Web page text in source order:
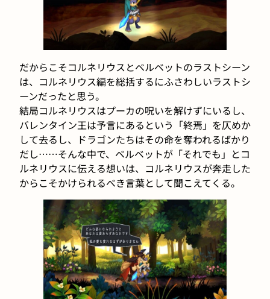
だからこそコルネリウスとベルベットのラストシーン
は、コルネリウス編を総括するにふさわしいラストシ
ーンだったと思う。
結局コルネリウスはプーカの呪いを解けずにいるし、
バレンタイン王は予言にあるという「終焉」を仄めか
して去るし、ドラゴンたちはその命を奪われるばかり
だし……そんな中で、ベルベットが「それでも」とコ
ルネリウスに伝える想いは、コルネリウスが奔走した
からこそかけられるべき言葉として聞こえてくる。